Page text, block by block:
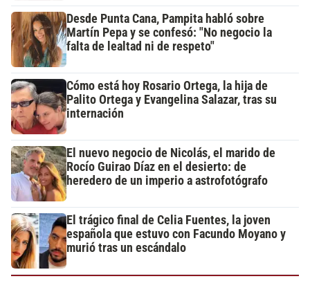
Desde Punta Cana, Pampita habló sobre
Martín Pepa y se confesó: "No negocio la
falta de lealtad ni de respeto"
Cómo está hoy Rosario Ortega, la hija de
Palito Ortega y Evangelina Salazar, tras su
internación
El nuevo negocio de Nicolás, el marido de
Rocío Guirao Díaz en el desierto: de
heredero de un imperio a astrofotógrafo
El trágico final de Celia Fuentes, la joven
española que estuvo con Facundo Moyano y
murió tras un escándalo